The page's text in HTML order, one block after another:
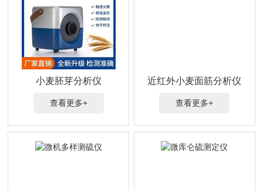
小麦胚芽分析仪
查看更多+
近红外小麦面筋分析仪
查看更多+